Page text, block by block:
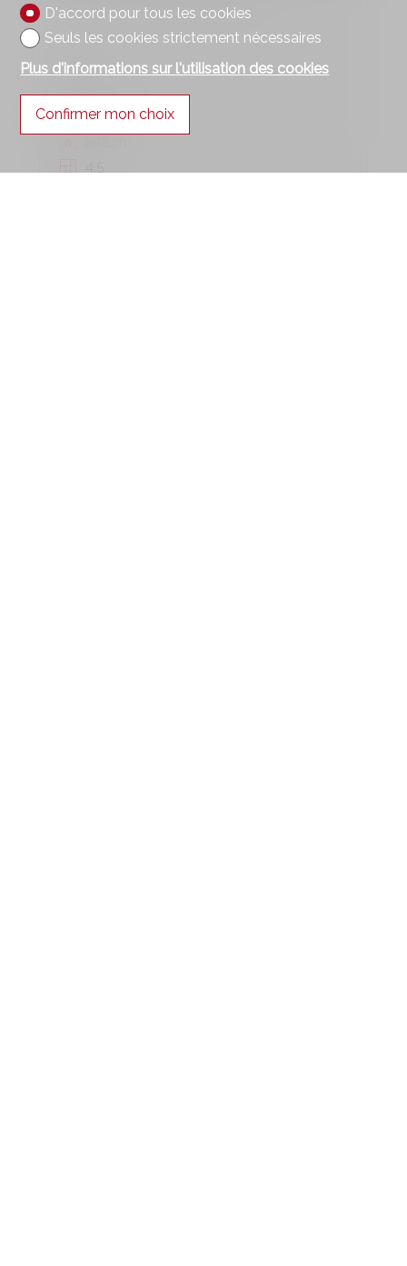
Twann
94 m²
D'accord pour tous les cookies
Seuls les cookies strictement nécessaires
Plus d'informations sur l'utilisation des cookies
Confirmer mon choix